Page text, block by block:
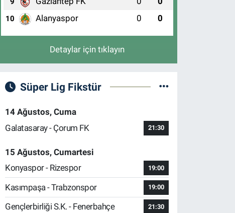
10 Alanyaspor 0 0
Detaylar için tıklayın
Süper Lig Fikstür
14 Ağustos, Cuma
Galatasaray - Çorum FK
21:30
15 Ağustos, Cumartesi
Konyaspor - Rizespor
19:00
Kasımpaşa - Trabzonspor 19:00
Gençlerbirliği S.K. - Fenerbahçe 21:30